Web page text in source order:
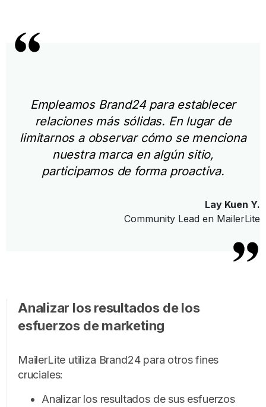
Empleamos Brand24 para establecer
relaciones más sólidas. En lugar de
limitarnos a observar cómo se menciona
nuestra marca en algún sitio,
participamos de forma proactiva.
Lay Kuen Y.
Community Lead en MailerLite
Analizar los resultados de los
esfuerzos de marketing
MailerLite utiliza Brand24 para otros fines
cruciales:
Analizar los resultados de sus esfuerzos